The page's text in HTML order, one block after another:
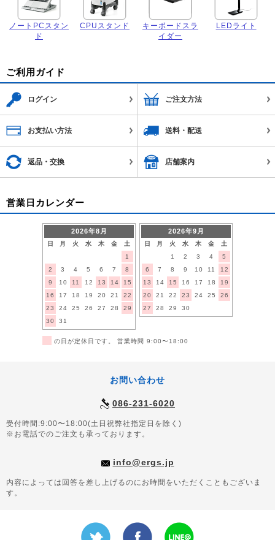
ノートPCスタン
ド
CPUスタンド
キーボードスラ
イダー
LEDライト
ご利用ガイド
ログイン ご注文方法
お支払い方法 送料・配送
返品・交換 店舗案内
営業日カレンダー
2026年8月
日 月 火 水 木 金
土
1
2
3 4 5 6 7
8
9
10 11 12 13 14
15
16
17 18 19 20 21
22
23
24 25 26 27 28
29
30
31
2026年9月
日 月 火 水 木 金
土
1
2 3 4
5
6
7 8 9 10 11
12
13
14 15 16 17 18
19
20
21 22 23 24 25
26
27
28 29 30
の日が定休日です。 営業時間 9:00〜18:00
お問い合わせ
086-231-6020
受付時間:9:00〜18:00(土日祝弊社指定日を除く)
※お電話でのご注文も承っております。
info@ergs.jp
内容によっては回答を差し上げるのにお時間をいただくこともございま
す。